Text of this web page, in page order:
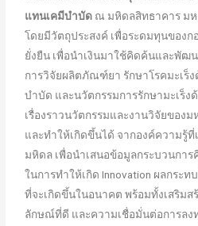
แทนเคมีบำบัด ณ มหิดลสิทธาคาร ม
โดยมีวัตถุประสงค์ เพื่อระดมทุนของ
ยั่งยืน เพื่อนำเงินมาใช้คิดค้นและพั
การวิจัยผลิตภัณฑ์ยา รักษาโรคมะเร็
บำบัด และนวัตกรรมการรักษามะเร็ง
เรื่องราวนวัตกรรมและงานวิจัยของ
และทำให้เกิดขึ้นได้ จากองค์ความรู้
มหิดล เพื่อนำเสนอข้อมูลกระบวนการ
ในการทำให้เกิด Innovation ผลกระ
ที่จะเกิดขึ้นในอนาคต พร้อมทั้งเสริมส
ลักษณ์ที่ดี และความเชื่อมั่นต่อการลง